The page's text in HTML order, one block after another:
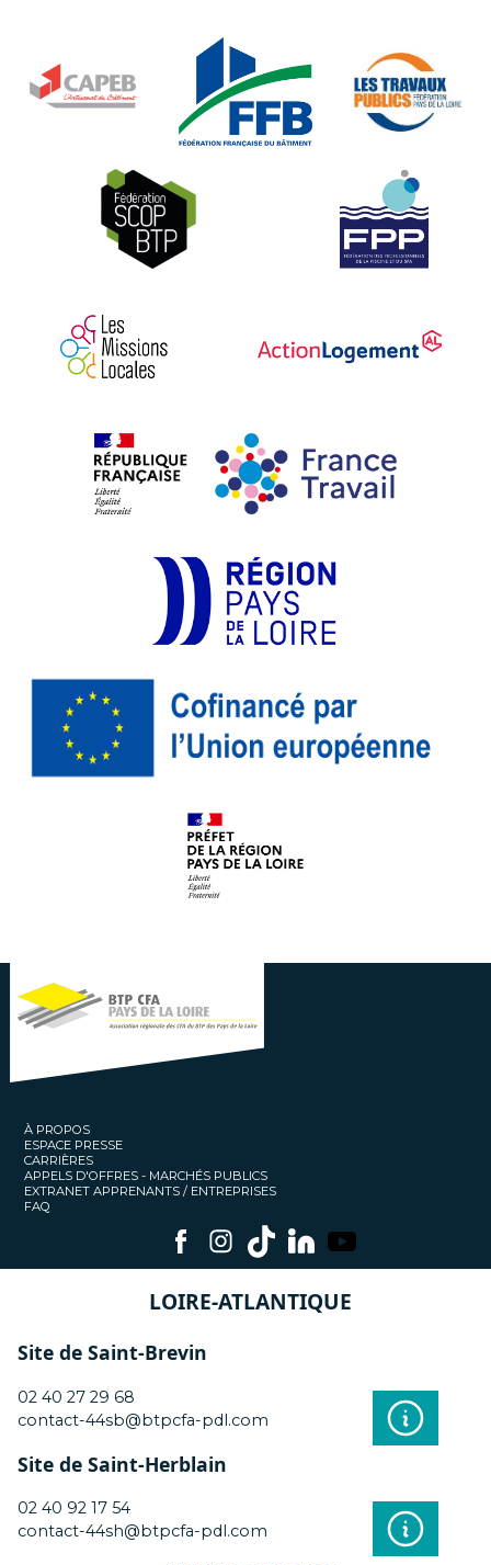
À PROPOS
ESPACE PRESSE
CARRIÈRES
APPELS D'OFFRES - MARCHÉS PUBLICS
EXTRANET APPRENANTS / ENTREPRISES
FAQ
LOIRE-ATLANTIQUE
Site de Saint-Brevin
02 40 27 29 68
contact-44sb@btpcfa-pdl.com
Site de Saint-Herblain
02 40 92 17 54
contact-44sh@btpcfa-pdl.com